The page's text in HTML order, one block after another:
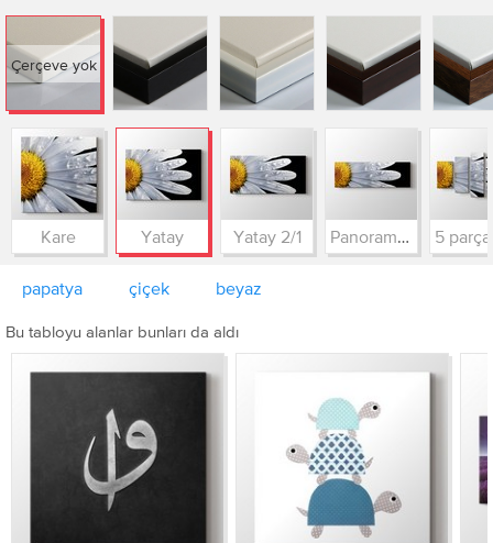
Çerçeve yok
Kare Yatay Yatay 2/1 Panorama 3/1
papatya çiçek beyaz
Bu tabloyu alanlar bunları da aldı